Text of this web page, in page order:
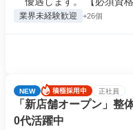
業界未経験歓迎 +26個
NEW 正社員
「新店舗オープン」整
0代活躍中